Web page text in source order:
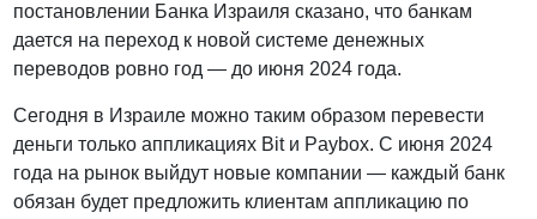
постановлении Банка Израиля сказано, что банкам
дается на переход к новой системе денежных
переводов ровно год — до июня 2024 года.
Сегодня в Израиле можно таким образом перевести
деньги только аппликациях Bit и Paybox. С июня 2024
года на рынок выйдут новые компании — каждый банк
обязан будет предложить клиентам аппликацию по